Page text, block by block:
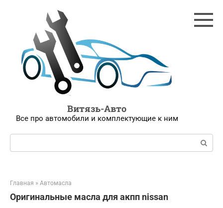
Витязь-Авто
Все про автомобили и комплектующие к ним
Поиск:
Главная » Автомасла
Оригинальные масла для акпп nissan